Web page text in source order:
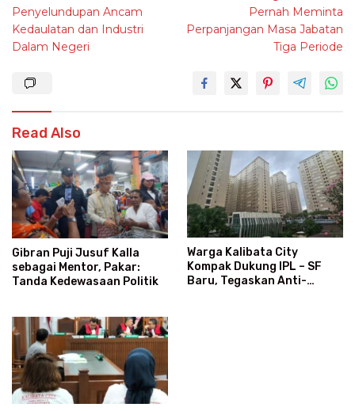
Penyelundupan Ancam
Kedaulatan dan Industri
Dalam Negeri
Pernah Meminta
Perpanjangan Masa Jabatan
Tiga Periode
Read Also
Gibran Puji Jusuf Kalla
sebagai Mentor, Pakar:
Tanda Kedewasaan Politik
Warga Kalibata City
Kompak Dukung IPL – SF
Baru, Tegaskan Anti-